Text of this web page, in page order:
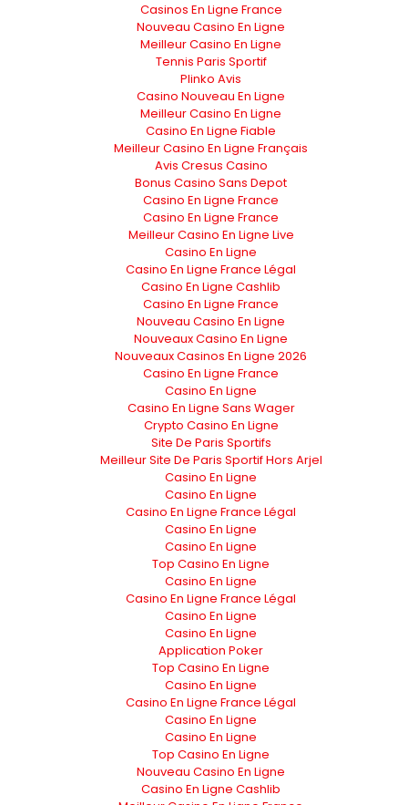
Casinos En Ligne France
Nouveau Casino En Ligne
Meilleur Casino En Ligne
Tennis Paris Sportif
Plinko Avis
Casino Nouveau En Ligne
Meilleur Casino En Ligne
Casino En Ligne Fiable
Meilleur Casino En Ligne Français
Avis Cresus Casino
Bonus Casino Sans Depot
Casino En Ligne France
Casino En Ligne France
Meilleur Casino En Ligne Live
Casino En Ligne
Casino En Ligne France Légal
Casino En Ligne Cashlib
Casino En Ligne France
Nouveau Casino En Ligne
Nouveaux Casino En Ligne
Nouveaux Casinos En Ligne 2026
Casino En Ligne France
Casino En Ligne
Casino En Ligne Sans Wager
Crypto Casino En Ligne
Site De Paris Sportifs
Meilleur Site De Paris Sportif Hors Arjel
Casino En Ligne
Casino En Ligne
Casino En Ligne France Légal
Casino En Ligne
Casino En Ligne
Top Casino En Ligne
Casino En Ligne
Casino En Ligne France Légal
Casino En Ligne
Casino En Ligne
Application Poker
Top Casino En Ligne
Casino En Ligne
Casino En Ligne France Légal
Casino En Ligne
Casino En Ligne
Top Casino En Ligne
Nouveau Casino En Ligne
Casino En Ligne Cashlib